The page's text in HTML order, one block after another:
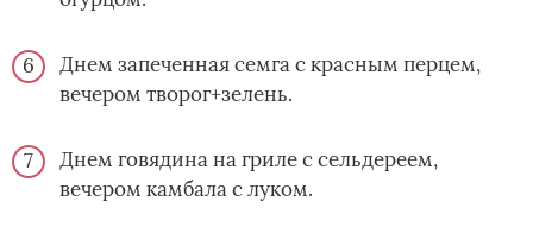
Днем запеченная семга с красным перцем,
вечером творог+зелень.
Днем говядина на гриле с сельдереем,
вечером камбала с луком.